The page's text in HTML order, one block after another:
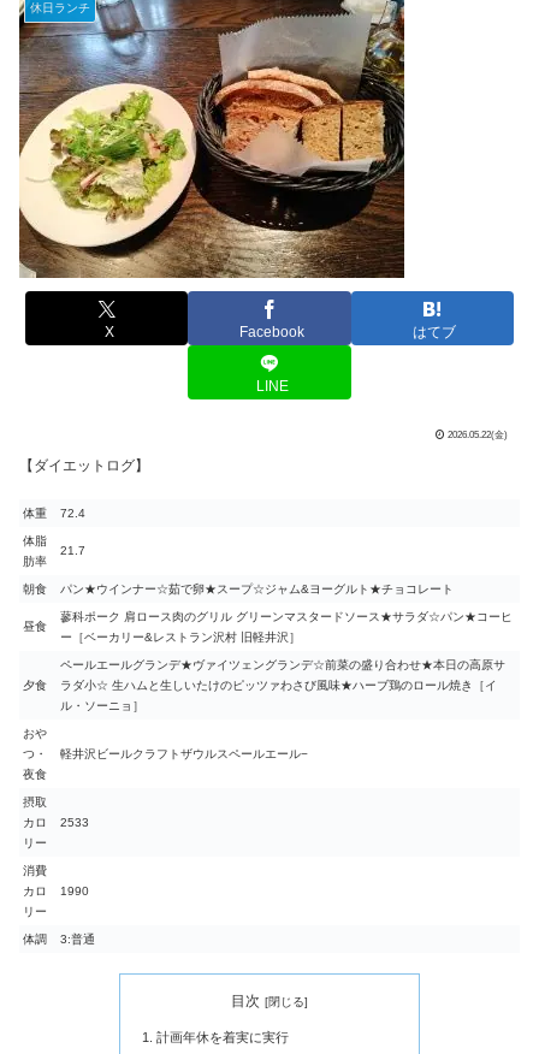
休日ランチ
X Facebook はてブ
LINE
2026.05.22(金)
【ダイエットログ】
体重 72.4
体脂
肪率
21.7
朝食 パン★ウインナー☆茹で卵★スープ☆ジャム&ヨーグルト★チョコレート
昼食
蓼科ポーク 肩ロース肉のグリル グリーンマスタードソース★サラダ☆パン★コーヒ
ー［ベーカリー&レストラン沢村 旧軽井沢］
夕食
ペールエールグランデ★ヴァイツェングランデ☆前菜の盛り合わせ★本日の高原サ
ラダ小☆ 生ハムと生しいたけのピッツァわさび風味★ハーブ鶏のロール焼き［イ
ル・ソーニョ］
おや
つ・
夜食
軽井沢ビールクラフトザウルスペールエール−
摂取
カロ
リー
2533
消費
カロ
リー
1990
体調 3:普通
目次
計画年休を着実に実行